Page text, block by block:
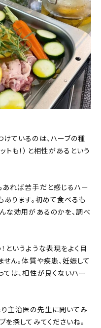
ているのは、ハーブの種
も！）と相性があるという
あれば苦手だと感じるハー
あります。初めて食べるも
な効用があるのかを、調べ
というような表現をよく目
ん。体質や疾患、妊娠して
ては、相性が良くないハー
主治医の先生に聞いてみ
を探してみてくださいね。